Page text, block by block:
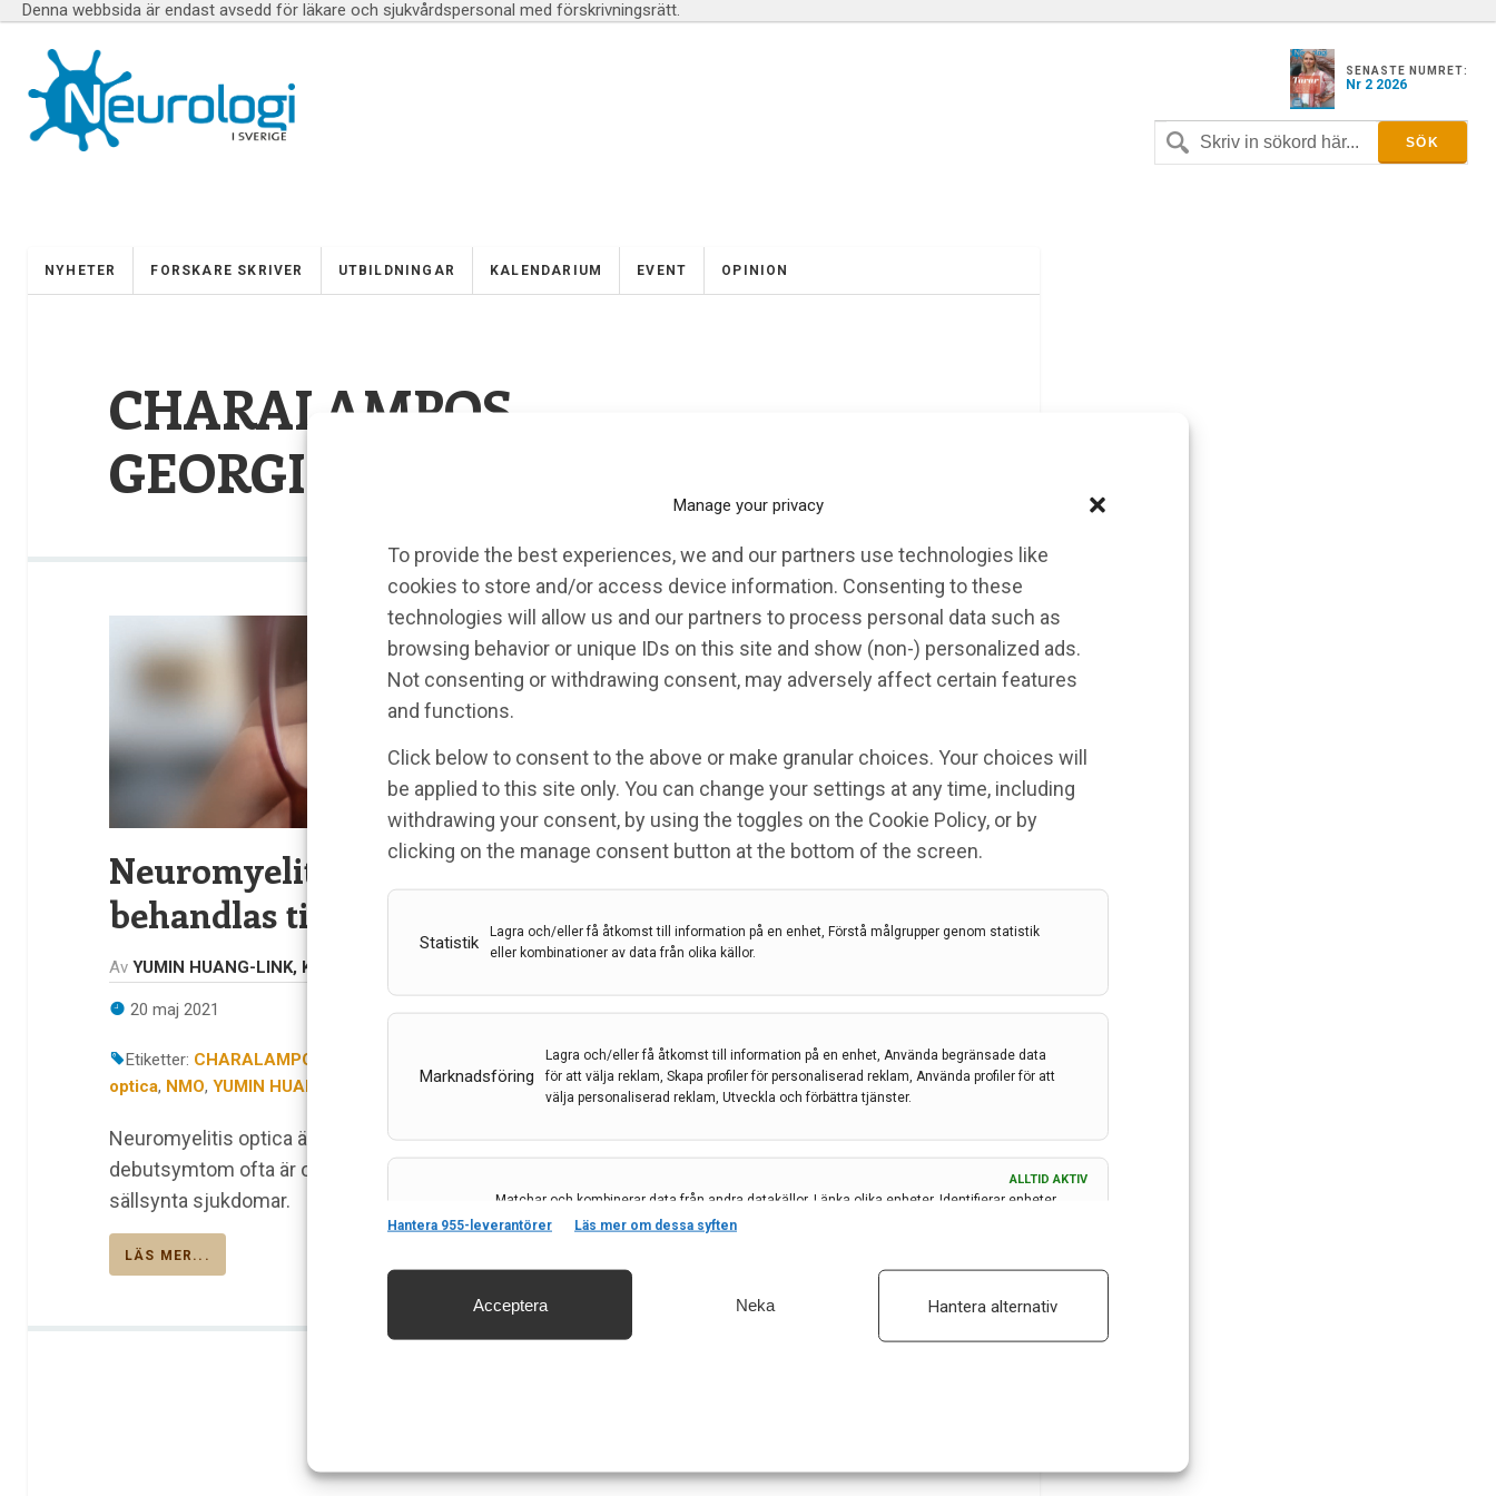
Manage your privacy
To provide the best experiences, we and our partners use technologies like
cookies to store and/or access device information. Consenting to these
technologies will allow us and our partners to process personal data such as
browsing behavior or unique IDs on this site and show (non-) personalized ads.
Not consenting or withdrawing consent, may adversely affect certain features
and functions.
Click below to consent to the above or make granular choices. Your choices will
be applied to this site only. You can change your settings at any time, including
withdrawing your consent, by using the toggles on the Cookie Policy, or by
clicking on the manage consent button at the bottom of the screen.
Statistik
Lagra och/eller få åtkomst till information på en enhet, Förstå målgrupper genom statistik
eller kombinationer av data från olika källor.
Marknadsföring
Lagra och/eller få åtkomst till information på en enhet, Använda begränsade data
för att välja reklam, Skapa profiler för personaliserad reklam, Använda profiler för att
välja personaliserad reklam, Utveckla och förbättra tjänster.
ALLTID AKTIV
Matchar och kombinerar data från andra datakällor, Länka olika enheter, Identifierar enheter
baserat på information som överförs automatiskt.
och innehåll, Spara och meddela dina integritetsval.
ALLTID AKTIV
Hantera 955-leverantörer Läs mer om dessa syften
Acceptera Neka Hantera alternativ
Denna webbsida är endast avsedd för läkare och sjukvårdspersonal med förskrivningsrätt.
SENASTE NUMRET:
Nr 2 2026
NYHETER FORSKARE SKRIVER UTBILDNINGAR KALENDARIUM EVENT OPINION
CHARALAMPOS
GEORGIOPOULOS
Neuromyelitis optica spektrum sjukdomar måste
behandlas tidigt och kontinuerligt
Av YUMIN HUANG-LINK, KRISTINA SÖDERBERG, CHARALAMPOS GEORGIOPOULOS, HANS LINK
20 maj 2021
Etiketter: CHARALAMPOS GEORGIOPOULOS HANS LINK,KRISTINA SÖDERBERG,Neuromyelitis
optica, NMO, YUMIN HUANG-LINK
Neuromyelitis optica är en inflammatorisk sjukdom som inte sällan förväxlas med MS, vars
debutsymtom ofta är optikusneurit. I denna state-of-the-art-artikel får du lära dig mer om dessa
sällsynta sjukdomar.
LÄS MER...